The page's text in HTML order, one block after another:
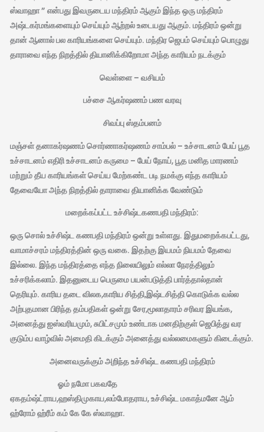
ஸ்வாஹா ” என்பது இவருடைய மந்திரம் ஆகும் இந்த ஒரு மந்திரம்
அஷ்டகர்மங்களையும் செய்யும் ஆற்றல் உடையது ஆகும். மந்திரம் ஒன்று
தான் ஆனால் பல காரியங்களை செய்யும். மந்திர ஜெபம் செய்யும் பொழுது
தாராவை எந்த நிறத்தில் தியானிக்கிறோமா அந்த காரியம் நடக்கும்
வெள்ளை – வசியம்
பச்சை ஆகர்ஷணம் பண வரவு
சிவப்பு ஸ்தம்பனம்
மஞ்சள் தனாகர்ஷணம் சொர்ணாகர்ஷணம் சாம்பல் – உச்சாடனம் பேய் பூத
உச்சாடனம் எதிரி உச்சாடனம் கருமை – பேய் நோய், பூத மனித மாரணம்
மற்றும் தீய காரியங்கள் செய்ய மேற்கண்ட படி நமக்கு எந்த காரியம்
தேவையோ அந்த நிறத்தில் தாராவை தியானிக்க வேண்டும்
மறைக்கப்பட்ட உச்சிஷ்டகணபதி மந்திரம்:
ஒரு சொல் உச்சிஷ்ட கணபதி மந்திரம் ஒன்று உள்ளது. இதுமறைக்கபட்டது,
வாமாச்சரம் மந்திரத்தின் ஒரு வகை. இதற்கு இயமம் நியமம் தேவை
இல்லை. இந்த மந்திரத்தை எந்த நிலையிலும் எல்லா நேரத்திலும்
உச்சரிக்கலாம். இதனுடைய பெருமை பயன்படுத்தி பார்த்தால்தான்
தெரியும். காரிய தடை விலக,காரிய சித்தி,இஷ்டசித்தி கொடுக்க வல்ல
அற்புதமான பிரிந்த தம்பதிகள் ஒன்று சேர,மூலாதாரம் சரிவர இயங்க,
அனைத்து ஐஸ்வரியமும், சுபிட்சமும் உண்டாக மனதிற்குள் ஜெபித்து வர
குடும்ப வாழ்வில் அமைதி கிடக்கும் அனைத்து வல்லமைகளும் கிடைக்கும்.
அனைவருக்கும் அறிந்த உச்சிஷ்ட கணபதி மந்திரம்
ஓம் நமோ பகவதே
ஏகதம்ஷ்ட்ராய,ஹஸ்திமுகாய,லம்போதராய, உச்சிஷ்ட மகாத்மனே ஆம்
ஹ்ரோம் ஹ்ரீம் கம் கே கே ஸ்வாஹா.